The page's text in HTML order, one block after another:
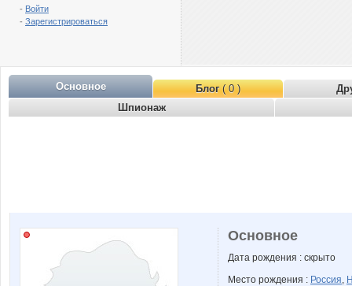
- Войти
- Зарегистрироваться
Основное Блог( 0 )
Шпионаж
Основное
Дата рождения : скрыто
Место рождения : Россия,